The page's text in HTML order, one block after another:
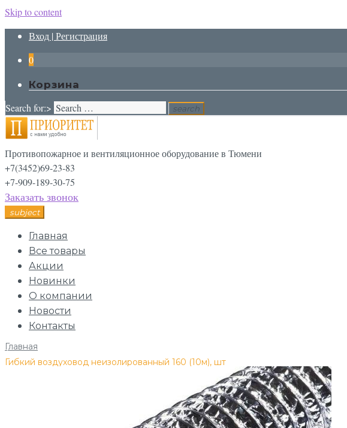
Skip to content
Вход | Регистрация
0
Корзина
Search for:> search
Противопожарное и вентиляционное оборудование в Тюмени
+7(3452)69-23-83
+7-909-189-30-75
Заказать звонок
subject
Главная
Все товары
Акции
Новинки
О компании
Новости
Контакты
Главная
/
Гибкий воздуховод неизолированный 160 (10м), шт